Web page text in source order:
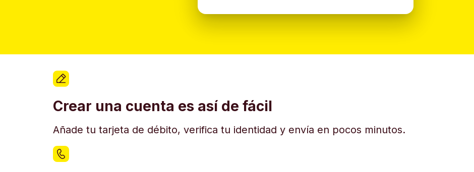
Crear una cuenta es así de fácil
Añade tu tarjeta de débito, verifica tu identidad y envía en pocos minutos.